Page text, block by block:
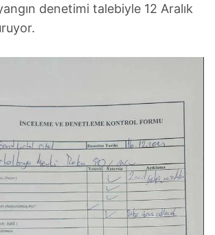
denetimi talebiyle 12 Aralık